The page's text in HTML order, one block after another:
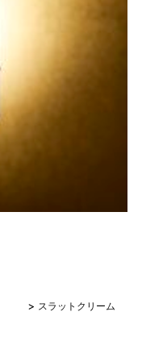
> スラットクリーム